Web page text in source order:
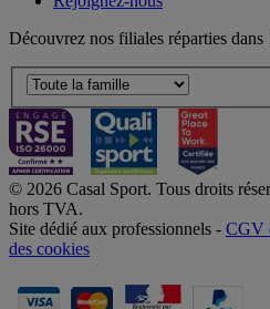
Découvrez nos filiales réparties dans
© 2026 Casal Sport. Tous droits
hors TVA.
Site dédié aux professionnels - CGV
des cookies